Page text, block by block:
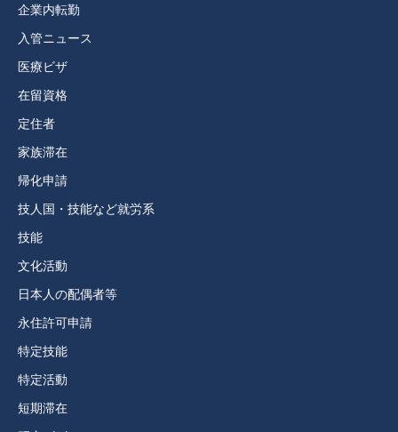
企業内転勤
入管ニュース
医療ビザ
在留資格
定住者
家族滞在
帰化申請
技人国・技能など就労系
技能
文化活動
日本人の配偶者等
永住許可申請
特定技能
特定活動
短期滞在